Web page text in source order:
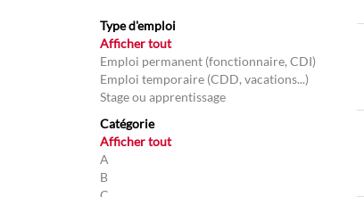
Type d'emploi
Afficher tout
Emploi permanent (fonctionnaire, CDI)
Emploi temporaire (CDD, vacations...)
Stage ou apprentissage
Catégorie
Afficher tout
A
B